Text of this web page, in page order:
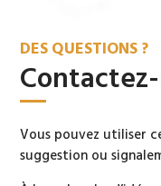
DES QUESTIONS ?
Vous pouvez utiliser
suggestion ou